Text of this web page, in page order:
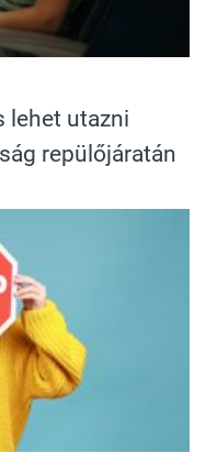
lehet utazni
repülőjáratán